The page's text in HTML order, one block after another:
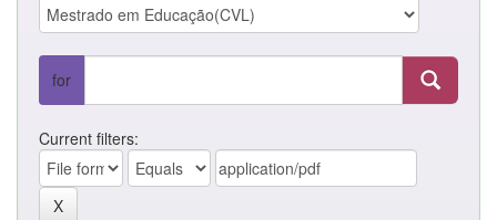
for
Current filters: